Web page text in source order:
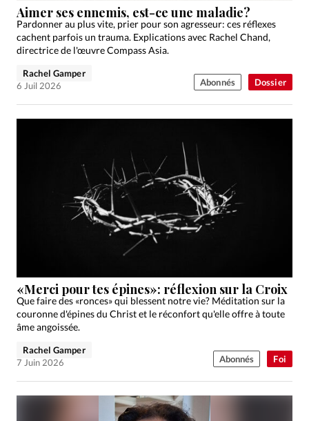
Dossier
Aimer ses ennemis, est-ce une maladie?
Pardonner au plus vite, prier pour son agresseur: ces réflexes
cachent parfois un trauma. Explications avec Rachel Chand,
directrice de l'œuvre Compass Asia.
Rachel Gamper
6 Juil 2026
Abonnés
Foi
«Merci pour tes épines»: réflexion sur la Croix
Que faire des «ronces» qui blessent notre vie? Méditation sur la
couronne d'épines du Christ et le réconfort qu'elle offre à toute
âme angoissée.
Rachel Gamper
7 Juin 2026
Abonnés